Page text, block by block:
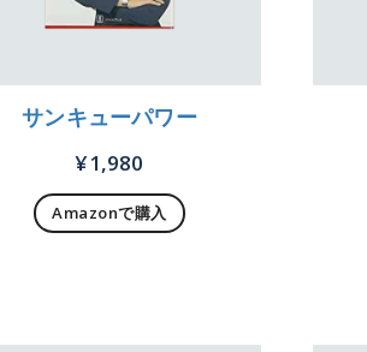
サンキューパワー
¥1,980
Amazonで購入